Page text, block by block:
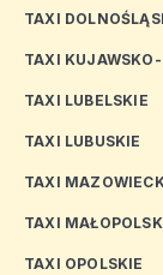
TAXI
TAXI
TAXI LUBELSKIE
TAXI LUBUSKIE
TAXI
TAXI
TAXI OPOLSKIE